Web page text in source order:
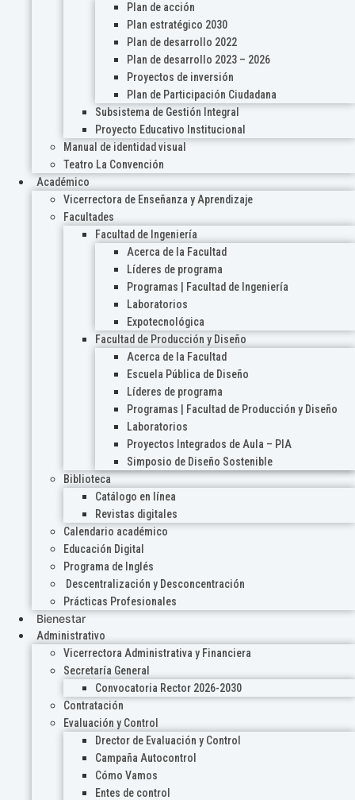
Plan de acción
Plan estratégico 2030
Plan de desarrollo 2022
Plan de desarrollo 2023 – 2026
Proyectos de inversión
Plan de Participación Ciudadana
Subsistema de Gestión Integral
Proyecto Educativo Institucional
Manual de identidad visual
Teatro La Convención
Académico
Vicerrectora de Enseñanza y Aprendizaje
Facultades
Facultad de Ingeniería
Acerca de la Facultad
Líderes de programa
Programas | Facultad de Ingeniería
Laboratorios
Expotecnológica
Facultad de Producción y Diseño
Acerca de la Facultad
Escuela Pública de Diseño
Líderes de programa
Programas | Facultad de Producción y Diseño
Laboratorios
Proyectos Integrados de Aula – PIA
Simposio de Diseño Sostenible
Biblioteca
Catálogo en línea
Revistas digitales
Calendario académico
Educación Digital
Programa de Inglés
Descentralización y Desconcentración
Prácticas Profesionales
Bienestar
Administrativo
Vicerrectora Administrativa y Financiera
Secretaría General
Convocatoria Rector 2026-2030
Contratación
Evaluación y Control
Drector de Evaluación y Control
Campaña Autocontrol
Cómo Vamos
Entes de control